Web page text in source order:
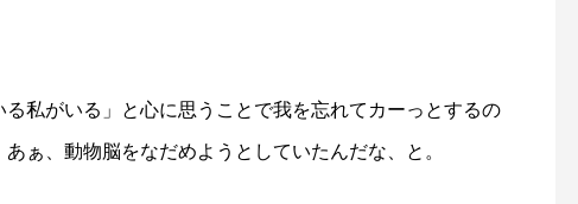
私がいる」と心に思うことで我を忘れてカーっとするの
ぁ、動物脳をなだめようとしていたんだな、と。